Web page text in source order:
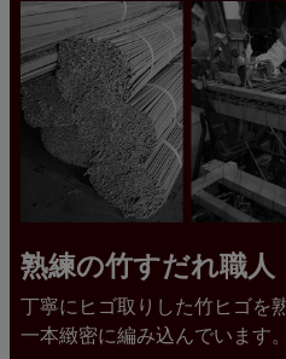
熟練の竹すだれ職人
丁寧にヒゴ取りした竹ヒゴを
一本緻密に編み込んでいます。